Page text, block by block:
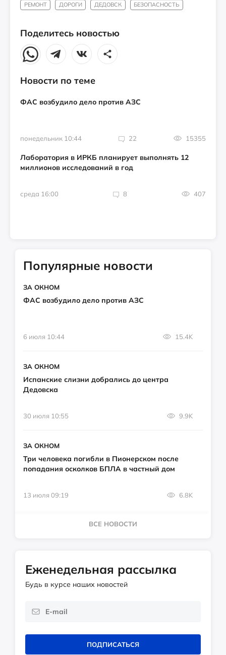
РЕМОНТ ДОРОГИ ДЕДОВСК БЕЗОПАСНОСТЬ
Поделитесь новостью
Новости по теме
ФАС возбудило дело против АЗС
понедельник 10:44 22 15355
Лаборатория в ИРКБ планирует выполнять 12
миллионов исследований в год
среда 16:00 8 407
Популярные новости
ЗА ОКНОМ
ФАС возбудило дело против АЗС
6 июля 10:44 15.4K
ЗА ОКНОМ
Испанские слизни добрались до центра
Дедовска
30 июля 10:55 9.9K
ЗА ОКНОМ
Три человека погибли в Пионерском после
попадания осколков БПЛА в частный дом
13 июля 09:19 6.8K
ВСЕ НОВОСТИ
Еженедельная рассылка
Будь в курсе наших новостей
ПОДПИСАТЬСЯ